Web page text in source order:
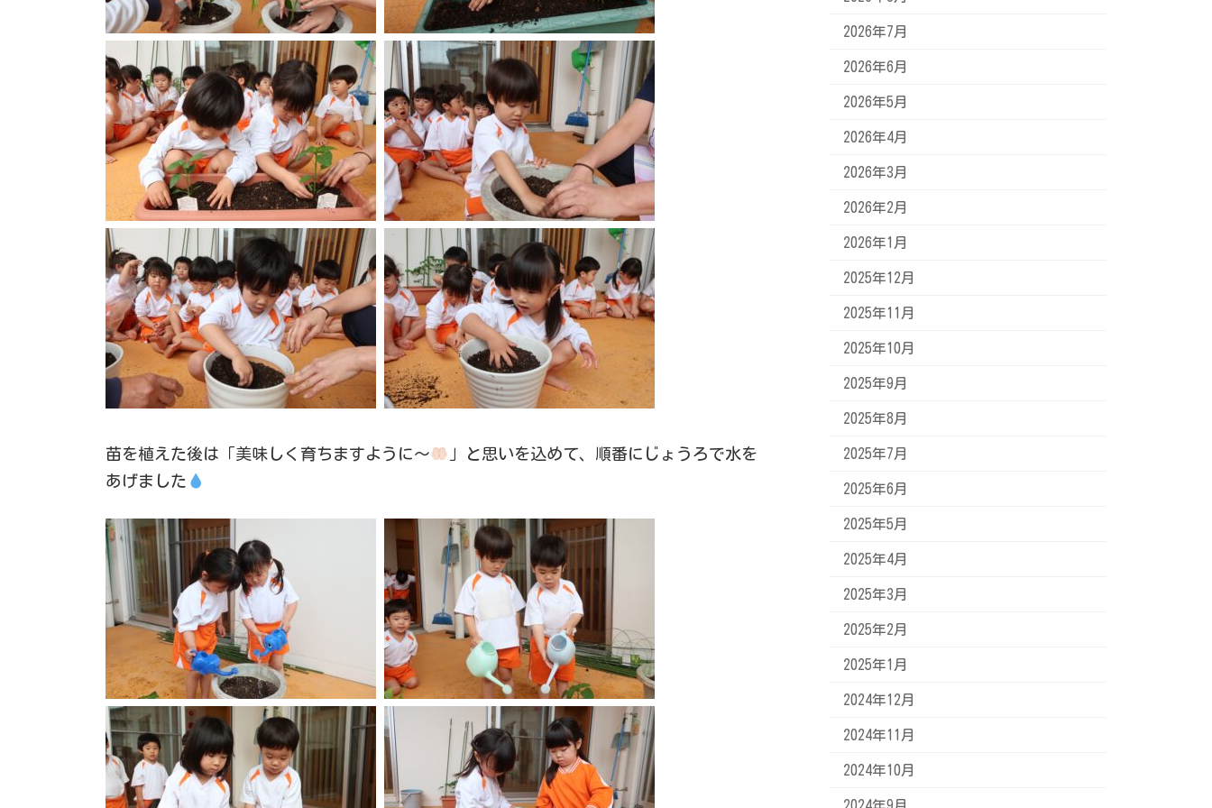
苗を植えた後は「美味しく育ちますように～
」と思いを込めて、順番にじょうろで水を
あげました
2026年7月
2026年6月
2026年5月
2026年4月
2026年3月
2026年2月
2026年1月
2025年12月
2025年11月
2025年10月
2025年9月
2025年8月
2025年7月
2025年6月
2025年5月
2025年4月
2025年3月
2025年2月
2025年1月
2024年12月
2024年11月
2024年10月